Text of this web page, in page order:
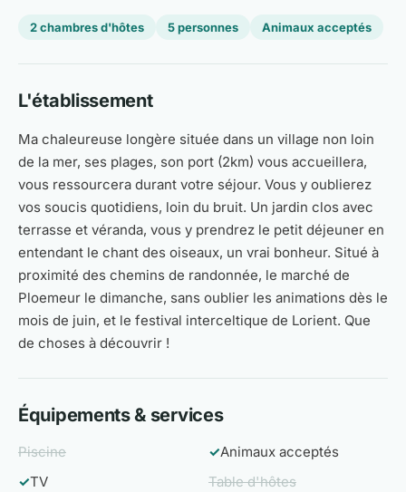
2 chambres d'hôtes 5 personnes Animaux acceptés
L'établissement
Ma chaleureuse longère située dans un village non loin
de la mer, ses plages, son port (2km) vous accueillera,
vous ressourcera durant votre séjour. Vous y oublierez
vos soucis quotidiens, loin du bruit. Un jardin clos avec
terrasse et véranda, vous y prendrez le petit déjeuner en
entendant le chant des oiseaux, un vrai bonheur. Situé à
proximité des chemins de randonnée, le marché de
Ploemeur le dimanche, sans oublier les animations dès le
mois de juin, et le festival interceltique de Lorient. Que
de choses à découvrir !
Équipements & services
Piscine ✓Animaux acceptés
✓TV
Table d'hôtes